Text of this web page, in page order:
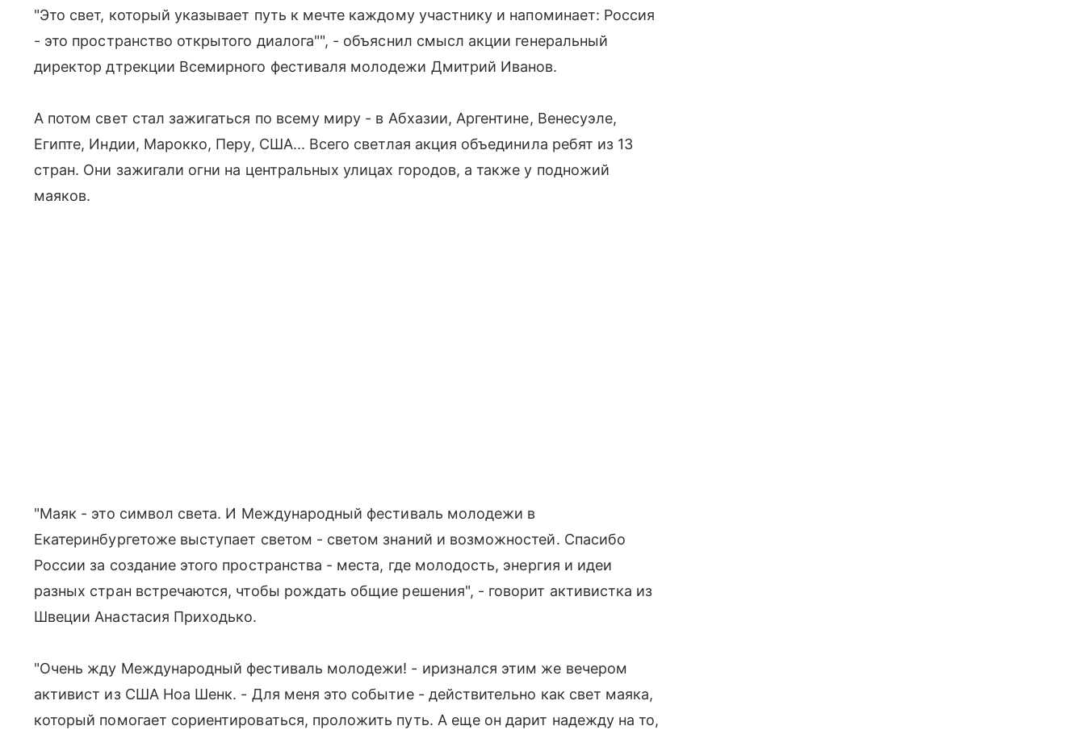
"Это свет, который указывает путь к мечте каждому участнику и напоминает: Россия
- это пространство открытого диалога"", - объяснил смысл акции генеральный
директор дтрекции Всемирного фестиваля молодежи Дмитрий Иванов.
А потом свет стал зажигаться по всему миру - в Абхазии, Аргентине, Венесуэле,
Египте, Индии, Марокко, Перу, США... Всего светлая акция объединила ребят из 13
стран. Они зажигали огни на центральных улицах городов, а также у подножий
маяков.
"Маяк - это символ света. И Международный фестиваль молодежи в
Екатеринбургетоже выступает светом - светом знаний и возможностей. Спасибо
России за создание этого пространства - места, где молодость, энергия и идеи
разных стран встречаются, чтобы рождать общие решения", - говорит активистка из
Швеции Анастасия Приходько.
"Очень жду Международный фестиваль молодежи! - иризнался этим же вечером
активист из США Ноа Шенк. - Для меня это событие - действительно как свет маяка,
который помогает сориентироваться, проложить путь. А еще он дарит надежду на то,